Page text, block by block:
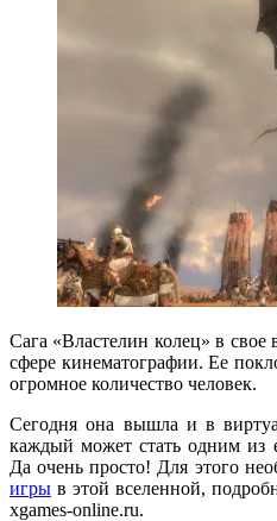
Сага «Властелин колец» в
сфере кинематографии. Ее
огромное количество человек.
Сегодня она вышла и в
каждый может стать одним из
Да очень просто! Для этого
игры в этой вселенной,
xgames-online.ru.